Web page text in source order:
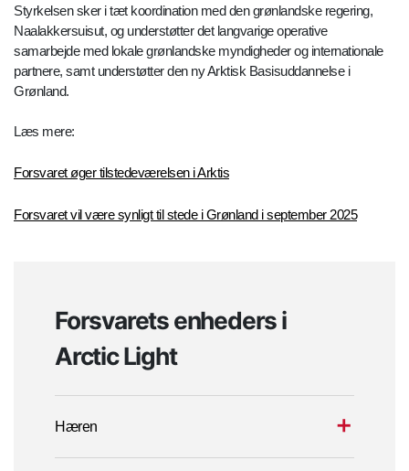
Styrkelsen sker i tæt koordination med den grønlandske regering,
Naalakkersuisut, og understøtter det langvarige operative
samarbejde med lokale grønlandske myndigheder og internationale
partnere, samt understøtter den ny Arktisk Basisuddannelse i
Grønland.
Læs mere:
Forsvaret øger tilstedeværelsen i Arktis
Forsvaret vil være synligt til stede i Grønland i september 2025
Forsvarets enheders i
Arctic Light
Hæren